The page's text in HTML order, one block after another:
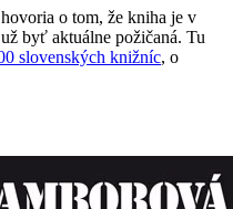
o tom, že kniha je v
byť aktuálne požičaná. Tu
slovenských knižníc, o